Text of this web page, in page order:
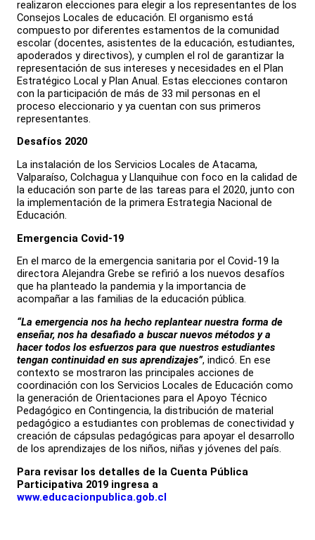
realizaron elecciones para elegir a los representantes de los
Consejos Locales de educación. El organismo está
compuesto por diferentes estamentos de la comunidad
escolar (docentes, asistentes de la educación, estudiantes,
apoderados y directivos), y cumplen el rol de garantizar la
representación de sus intereses y necesidades en el Plan
Estratégico Local y Plan Anual. Estas elecciones contaron
con la participación de más de 33 mil personas en el
proceso eleccionario y ya cuentan con sus primeros
representantes.
Desafíos 2020
La instalación de los Servicios Locales de Atacama,
Valparaíso, Colchagua y Llanquihue con foco en la calidad de
la educación son parte de las tareas para el 2020, junto con
la implementación de la primera Estrategia Nacional de
Educación.
Emergencia Covid-19
En el marco de la emergencia sanitaria por el Covid-19 la
directora Alejandra Grebe se refirió a los nuevos desafíos
que ha planteado la pandemia y la importancia de
acompañar a las familias de la educación pública.
“La emergencia nos ha hecho replantear nuestra forma de
enseñar, nos ha desafiado a buscar nuevos métodos y a
hacer todos los esfuerzos para que nuestros estudiantes
tengan continuidad en sus aprendizajes”, indicó. En ese
contexto se mostraron las principales acciones de
coordinación con los Servicios Locales de Educación como
la generación de Orientaciones para el Apoyo Técnico
Pedagógico en Contingencia, la distribución de material
pedagógico a estudiantes con problemas de conectividad y
creación de cápsulas pedagógicas para apoyar el desarrollo
de los aprendizajes de los niños, niñas y jóvenes del país.
Para revisar los detalles de la Cuenta Pública
Participativa 2019 ingresa a
www.educacionpublica.gob.cl